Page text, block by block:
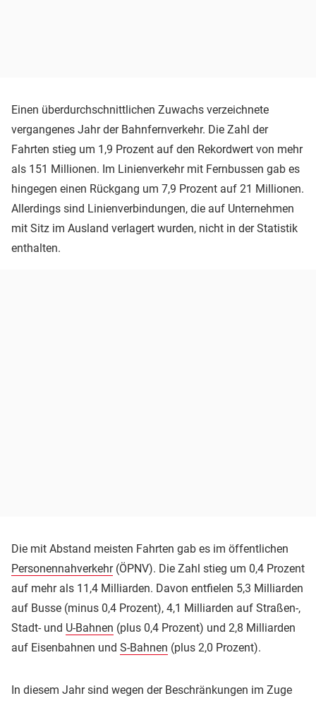
Einen überdurchschnittlichen Zuwachs verzeichnete
vergangenes Jahr der Bahnfernverkehr. Die Zahl der
Fahrten stieg um 1,9 Prozent auf den Rekordwert von mehr
als 151 Millionen. Im Linienverkehr mit Fernbussen gab es
hingegen einen Rückgang um 7,9 Prozent auf 21 Millionen.
Allerdings sind Linienverbindungen, die auf Unternehmen
mit Sitz im Ausland verlagert wurden, nicht in der Statistik
enthalten.
Die mit Abstand meisten Fahrten gab es im öffentlichen
Personennahverkehr(ÖPNV). Die Zahl stieg um 0,4 Prozent
auf mehr als 11,4 Milliarden. Davon entfielen 5,3 Milliarden
auf Busse (minus 0,4 Prozent), 4,1 Milliarden auf Straßen-,
Stadt- und U-Bahnen (plus 0,4 Prozent) und 2,8 Milliarden
auf Eisenbahnen und S-Bahnen (plus 2,0 Prozent).
In diesem Jahr sind wegen der Beschränkungen im Zuge